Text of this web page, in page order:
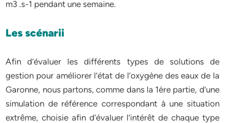
m3 .s-1 pendant une semaine.
Les scénarii
Afin d’évaluer les différents types de solutions de
gestion pour améliorer l’état de l’oxygène des eaux de la
Garonne, nous partons, comme dans la 1ère partie, d’une
simulation de référence correspondant à une situation
extrême, choisie afin d’évaluer l’intérêt de chaque type